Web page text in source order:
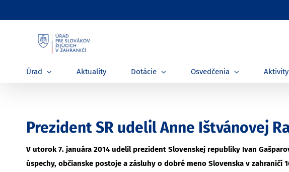
to
Úrad Aktuality Dotácie Osvedčenia Aktivity
Prezident SR udelil Anne Ištvánovej
V utorok 7. januára 2014 udelil prezident Slovenskej republiky Ivan
úspechy, občianske postoje a zásluhy o dobré meno Slovenska v